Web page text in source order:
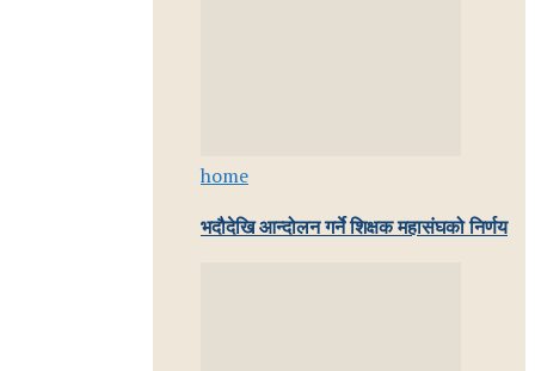
home
भदौदेखि आन्दोलन गर्ने शिक्षक महासंघको निर्णय